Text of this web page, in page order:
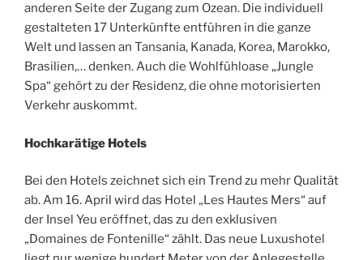
anderen Seite der Zugang zum Ozean. Die individuell
gestalteten 17 Unterkünfte entführen in die ganze
Welt und lassen an Tansania, Kanada, Korea, Marokko,
Brasilien,… denken. Auch die Wohlfühloase „Jungle
Spa“ gehört zu der Residenz, die ohne motorisierten
Verkehr auskommt.
Hochkarätige Hotels
Bei den Hotels zeichnet sich ein Trend zu mehr Qualität
ab. Am 16. April wird das Hotel „Les Hautes Mers“ auf
der Insel Yeu eröffnet, das zu den exklusiven
„Domaines de Fontenille“ zählt. Das neue Luxushotel